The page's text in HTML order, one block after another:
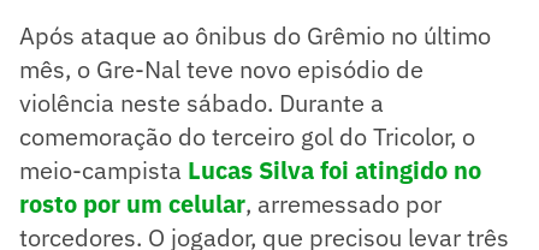
Após ataque ao ônibus do Grêmio no último
mês, o Gre-Nal teve novo episódio de
violência neste sábado. Durante a
comemoração do terceiro gol do Tricolor, o
meio-campista Lucas Silva foi atingido no
rosto por um celular, arremessado por
torcedores. O jogador, que precisou levar três